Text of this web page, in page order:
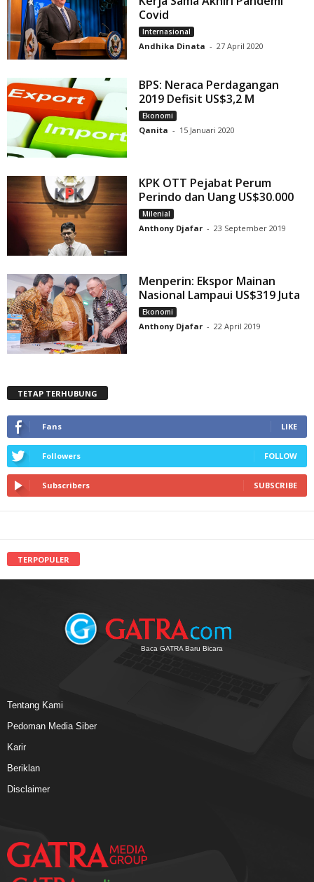
Covid
Internasional
Andhika Dinata - 27 April 2020
BPS: Neraca Perdagangan
2019 Defisit US$3,2 M
Ekonomi
Qanita - 15 Januari 2020
KPK OTT Pejabat Perum
Perindo dan Uang US$30.000
Milenial
Anthony Djafar - 23 September 2019
Menperin: Ekspor Mainan
Nasional Lampaui US$319 Juta
Ekonomi
Anthony Djafar - 22 April 2019
TETAP TERHUBUNG
Fans LIKE
Followers FOLLOW
Subscribers SUBSCRIBE
TERPOPULER
Baca GATRA Baru Bicara
Tentang Kami
Pedoman Media Siber
Karir
Beriklan
Disclaimer